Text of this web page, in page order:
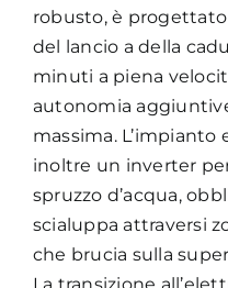
robusto, è
del lancio a della
minuti a piena
autonomia
massima.
inoltre un inverter
spruzzo d’acqua,
scialuppa attraversi
che brucia sulla